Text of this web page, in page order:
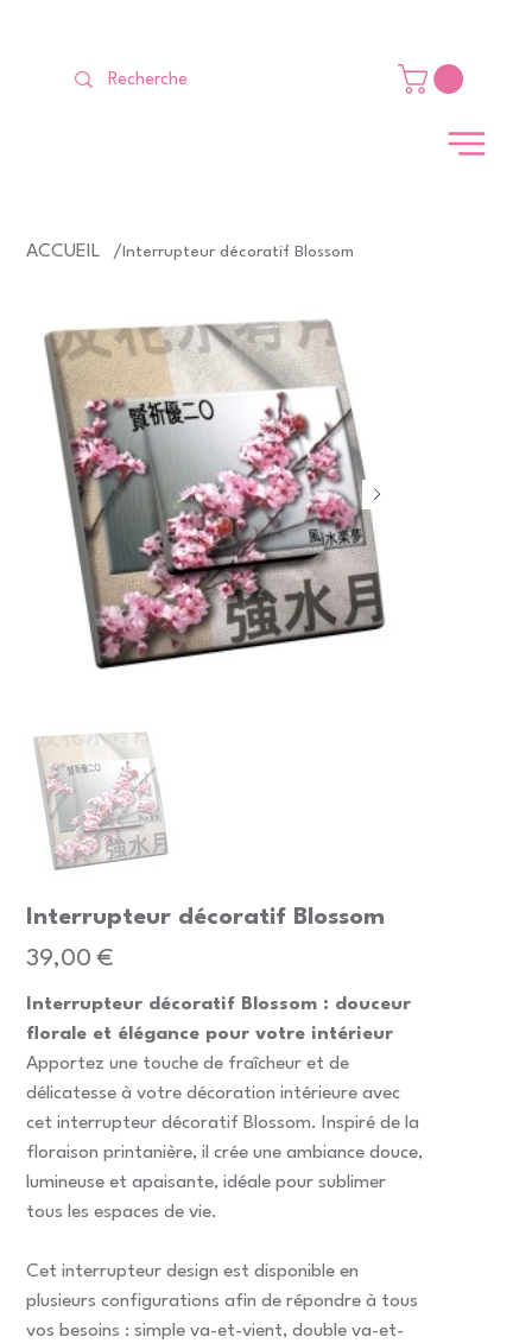
ACCUEIL /Interrupteur décoratif Blossom
Interrupteur décoratif Blossom
Prix
39,00 €
Interrupteur décoratif Blossom : douceur
florale et élégance pour votre intérieur
Apportez une touche de fraîcheur et de
délicatesse à votre décoration intérieure avec
cet interrupteur décoratif Blossom. Inspiré de la
floraison printanière, il crée une ambiance douce,
lumineuse et apaisante, idéale pour sublimer
tous les espaces de vie.
Cet interrupteur design est disponible en
plusieurs configurations afin de répondre à tous
vos besoins : simple va-et-vient, double va-et-